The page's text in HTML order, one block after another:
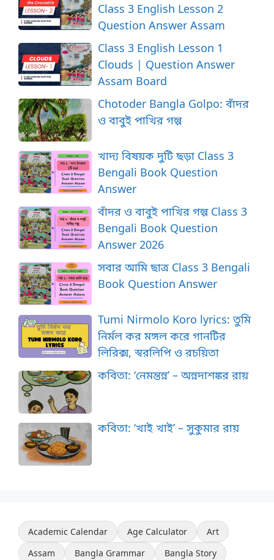
Class 3 English Lesson 2
Question Answer Assam
Class 3 English Lesson 1
Clouds | Question Answer
Assam Board
Chotoder Bangla Golpo: বাঁদর
ও বাবুই পাখির গল্প
খাদ্য বিষয়ক দুটি ছড়া Class 3
Bengali Book Question
Answer
বাঁদর ও বাবুই পাখির গল্প Class 3
Bengali Book Question
Answer 2026
সবার আমি ছাত্র Class 3 Bengali
Book Question Answer
Tumi Nirmolo Koro lyrics: তুমি
নির্মল কর মঙ্গল করে গানটির
লিরিক্স, স্বরলিপি ও রচয়িতা
কবিতা: ‘নেমন্তন্ন’ – অন্নদাশঙ্কর রায়
কবিতা: ‘খাই খাই’ – সুকুমার রায়
Academic Calendar Age Calculator
Art
Assam
Bangla Grammar
Bangla Story